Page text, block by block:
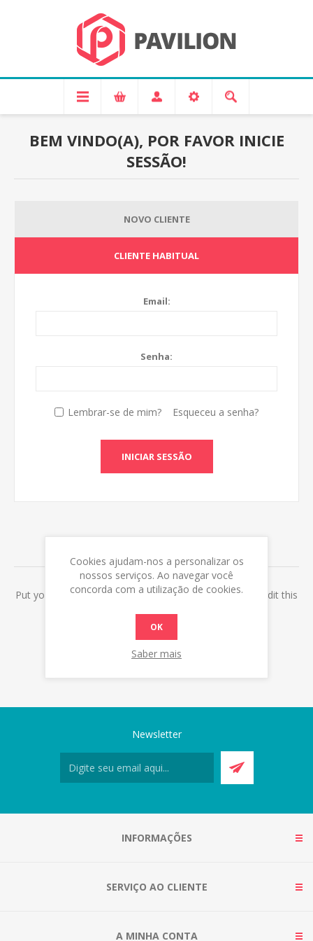
BEM VINDO(A), POR FAVOR INICIE
SESSÃO!
NOVO CLIENTE
CLIENTE HABITUAL
Email:
Senha:
Lembrar-se de mim? Esqueceu a senha?
INICIAR SESSÃO
Put your login / registration information here. You can edit this
in the admin site.
Newsletter
INFORMAÇÕES
SERVIÇO AO CLIENTE
A MINHA CONTA
Cookies ajudam-nos a personalizar os
nossos serviços. Ao navegar você
concorda com a utilização de cookies.
OK
Saber mais